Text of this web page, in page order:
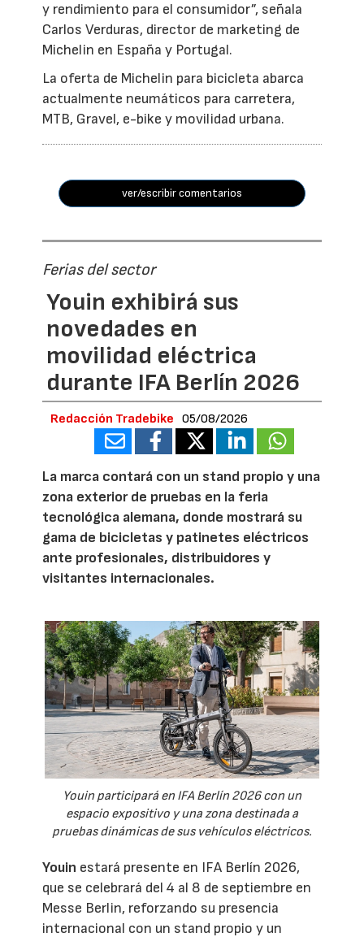
y rendimiento para el consumidor”, señala
Carlos Verduras, director de marketing de
Michelin en España y Portugal.
La oferta de Michelin para bicicleta abarca
actualmente neumáticos para carretera,
MTB, Gravel, e-bike y movilidad urbana.
ver/escribir comentarios
Ferias del sector
Youin exhibirá sus
novedades en
movilidad eléctrica
durante IFA Berlín 2026
Redacción Tradebike 05/08/2026
La marca contará con un stand propio y una
zona exterior de pruebas en la feria
tecnológica alemana, donde mostrará su
gama de bicicletas y patinetes eléctricos
ante profesionales, distribuidores y
visitantes internacionales.
Youin participará en IFA Berlín 2026 con un
espacio expositivo y una zona destinada a
pruebas dinámicas de sus vehículos eléctricos.
Youin estará presente en IFA Berlín 2026,
que se celebrará del 4 al 8 de septiembre en
Messe Berlin, reforzando su presencia
internacional con un stand propio y un